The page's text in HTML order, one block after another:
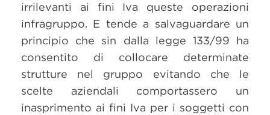
irrilevanti ai fini Iva queste operazioni
infragruppo. E tende a salvaguardare un
principio che sin dalla legge 133/99 ha
consentito di collocare determinate
strutture nel gruppo evitando che le
scelte aziendali comportassero un
inasprimento ai fini Iva per i soggetti con